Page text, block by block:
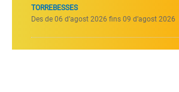
TORREBESSES
Des de 06 d’agost 2026 fins 09 d’agost 2026